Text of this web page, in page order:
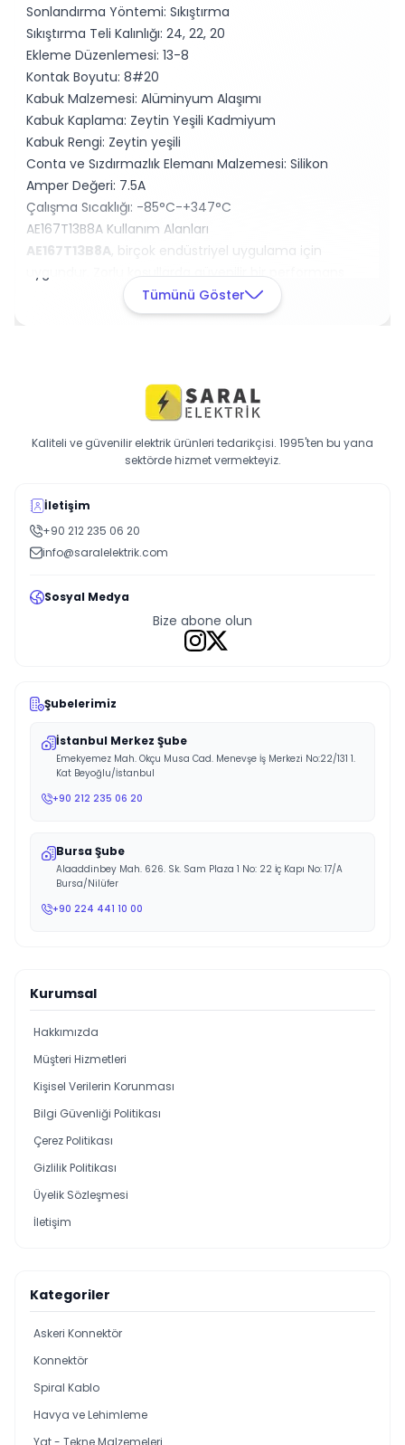
Sonlandırma Yöntemi: Sıkıştırma
Sıkıştırma Teli Kalınlığı: 24, 22, 20
Ekleme Düzenlemesi: 13-8
Kontak Boyutu: 8#20
Kabuk Malzemesi: Alüminyum Alaşımı
Kabuk Kaplama: Zeytin Yeşili Kadmiyum
Kabuk Rengi: Zeytin yeşili
Conta ve Sızdırmazlık Elemanı Malzemesi: Silikon
Amper Değeri: 7.5A
Çalışma Sıcaklığı: -85°C-+347°C
AE167T13B8A Kullanım Alanları
AE167T13B8A , birçok endüstriyel uygulama için
uygundur. Zorlu koşullarda güvenilir bir performans
sunar ve çeşitli alanlarda kullanılabilir.
Hemen Sipariş Verin
Tümünü Göster
Kaliteli ve güvenilir elektrik ürünleri tedarikçisi. 1995'ten bu yana
sektörde hizmet vermekteyiz.
İletişim
+90 212 235 06 20
info@saralelektrik.com
Sosyal Medya
Bize abone olun
Şubelerimiz
İstanbul Merkez Şube
Emekyemez Mah. Okçu Musa Cad. Menevşe İş Merkezi No:22/131 1.
Kat Beyoğlu/İstanbul
+90 212 235 06 20
Bursa Şube
Alaaddinbey Mah. 626. Sk. Sam Plaza 1 No: 22 İç Kapı No: 17/A
Bursa/Nilüfer
+90 224 441 10 00
Kurumsal
Hakkımızda
Müşteri Hizmetleri
Kişisel Verilerin Korunması
Bilgi Güvenliği Politikası
Çerez Politikası
Gizlilik Politikası
Üyelik Sözleşmesi
İletişim
Kategoriler
Askeri Konnektör
Konnektör
Spiral Kablo
Havya ve Lehimleme
Yat - Tekne Malzemeleri